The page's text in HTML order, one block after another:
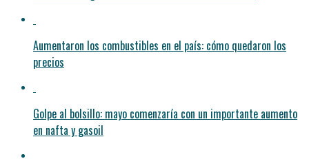
Aumentaron los combustibles en el país: cómo quedaron los
precios
Golpe al bolsillo: mayo comenzaría con un importante aumento
en nafta y gasoil